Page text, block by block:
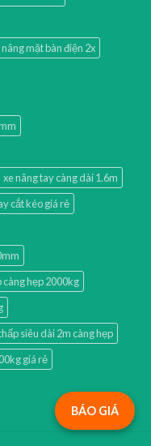
nâng mặt bàn điện 2x
xe nâng tay càng dài 1.6m
cắt kéo giá rẻ
càng hẹp 2000kg
siêu dài 2m càng hẹp
giá rẻ
BÁO GIÁ